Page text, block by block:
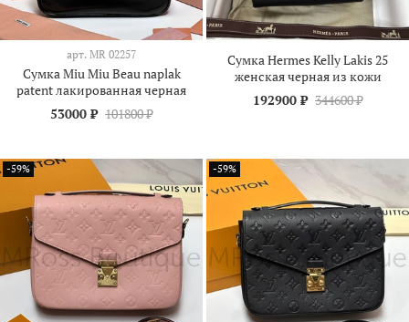
арт. МR 02257
Сумка Miu Miu Beau naplak
patent лакированная черная
53000 ₽ 101800 ₽
Сумка Hermes Kelly Lakis 25
женская черная из кожи
192900 ₽ 344600 ₽
-59% -59%